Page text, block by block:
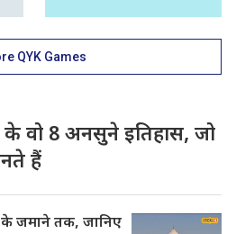
QYK Games
वो 8 अनसुने इतिहास, जो
हैं
के जमाने तक, जानिए